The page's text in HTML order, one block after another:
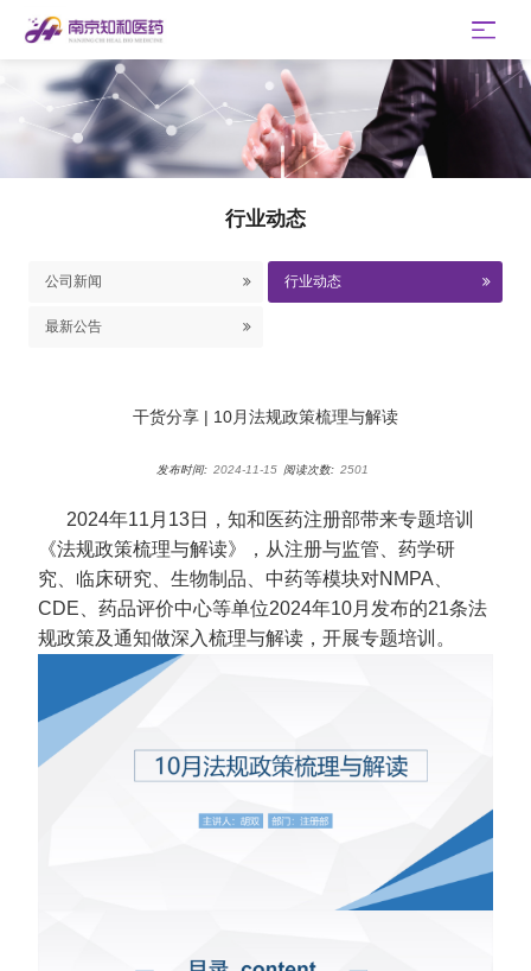
行业动态
公司新闻 行业动态
最新公告
干货分享 | 10月法规政策梳理与解读
发布时间: 2024-11-15 阅读次数: 2501
2024年11月13日，知和医药注册部带来专题培训
《法规政策梳理与解读》，从注册与监管、药学研
究、临床研究、生物制品、中药等模块对NMPA、
CDE、药品评价中心等单位2024年10月发布的21条法
规政策及通知做深入梳理与解读，开展专题培训。